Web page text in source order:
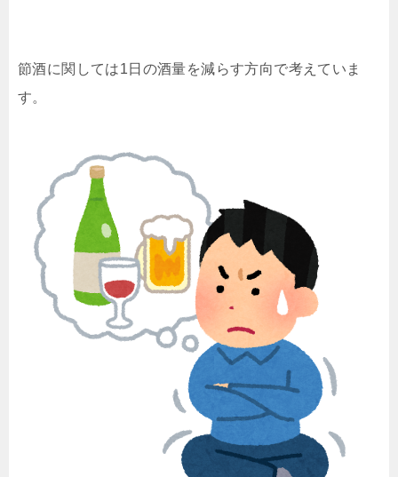
節酒に関しては1日の酒量を減らす方向で考えていま
す。